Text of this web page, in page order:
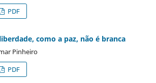
PDF
como a paz, não é branca
Pinheiro
PDF